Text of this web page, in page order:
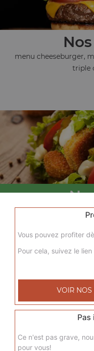
menu cheeseburger,
triple
menu wrap
Vous pouvez profiter
Pour cela, suivez le
VOIR NOS
Pas
Ce n'est pas grave,
pour vous!